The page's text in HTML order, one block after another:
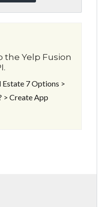
the Yelp Fusion
Estate 7 Options >
> Create App